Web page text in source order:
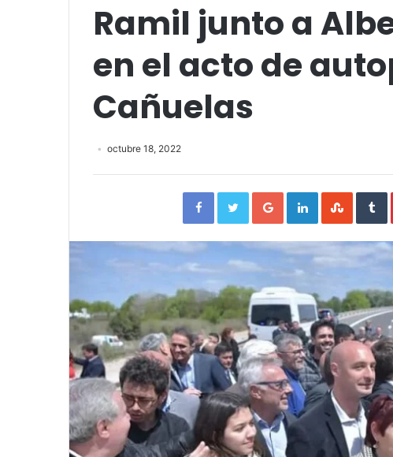
Ramil junto a
en el acto de
Cañuelas
octubre 18, 2022
FacebookTwitterGoogle+LinkedIn